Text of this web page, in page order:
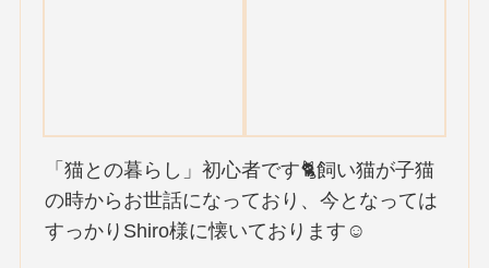
「猫との暮らし」初心者です🐈飼い猫が子猫
の時からお世話になっており、今となっては
すっかりShiro様に懐いております☺️